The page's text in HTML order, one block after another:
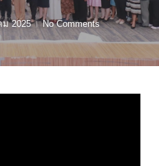
2025 No Comments